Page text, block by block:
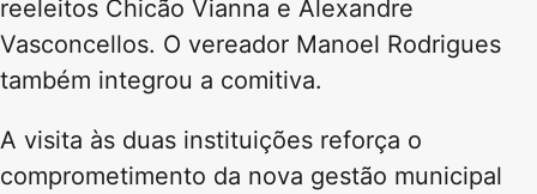
reeleitos Chicão Vianna e Alexandre
Vasconcellos. O vereador Manoel Rodrigues
também integrou a comitiva.
A visita às duas instituições reforça o
comprometimento da nova gestão municipal